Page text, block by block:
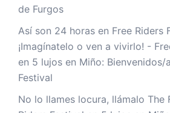
de Furgos
Así son 24 horas en Free Riders
¡Imagínatelo o ven a vivirlo! -
en 5 lujos en Miño: Bienvenidos/
Festival
No lo llames locura, llámalo The